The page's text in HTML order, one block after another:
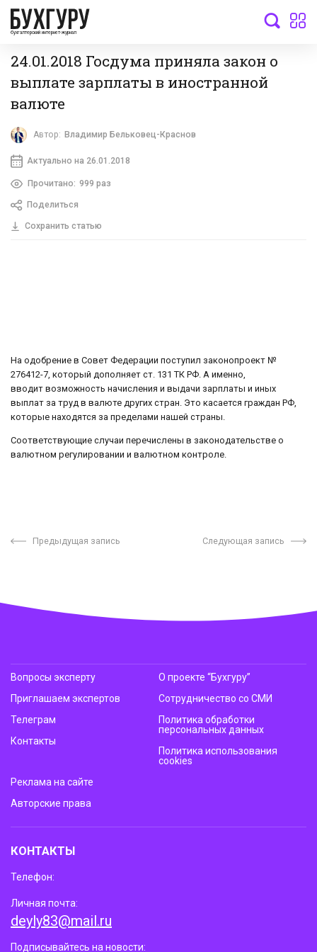
бухгалтерский интернет-журнал
24.01.2018 Госдума приняла закон о
выплате зарплаты в иностранной
валюте
Автор: Владимир Бельковец-Краснов
Актуально на 26.01.2018
Прочитано: 999 раз
Поделиться
Сохранить статью
На одобрение в Совет Федерации поступил законопроект №
276412-7, который дополняет ст. 131 ТК РФ. А именно,
вводит возможность начисления и выдачи зарплаты и иных
выплат за труд в валюте других стран. Это касается граждан РФ,
которые находятся за пределами нашей страны.
Соответствующие случаи перечислены в законодательстве о
валютном регулировании и валютном контроле.
Предыдущая запись Следующая запись
Вопросы эксперту
Приглашаем экспертов
Телеграм
Контакты
О проекте “Бухгуру”
Сотрудничество со СМИ
Политика обработки
персональных данных
Политика использования
cookies
Реклама на сайте
Авторские права
КОНТАКТЫ
Телефон:
Личная почта:
deyly83@mail.ru
Подписывайтесь на новости: